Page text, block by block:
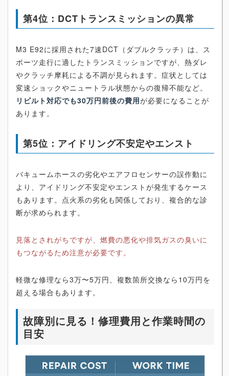
第4位：DCTトランスミッションの異常
M3 E92に採用された7速DCT（ダブルクラッチ）は、ス
ポーツ走行に適したトランスミッションですが、熱ダレ
やクラッチ摩耗による不調が見られます。症状としては
変速ショックやニュートラル状態からの復帰不能など。
リビルト対応でも30万円前後の費用が必要になることが
あります。
第5位：アイドリング不安定やエンスト
バキュームホースの劣化やエアフロセンサーの誤作動に
より、アイドリング不安定やエンストが発生するケース
もあります。点火系の劣化も関係しており、複合的な診
断が求められます。
見落とされがちですが、燃費の悪化や排気ガスの臭いに
もつながるため注意が必要です。
軽微な修理なら3万〜5万円、複数箇所交換なら10万円を
超える場合もあります。
故障別に見る！修理費用と作業時間の
目安